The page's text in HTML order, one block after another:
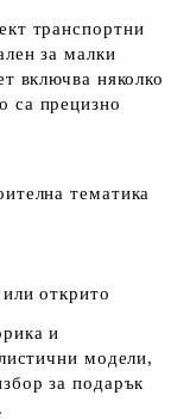
транспортни
за малки
включва няколко
са прецизно
тематика
открито
и
модели,
за подарък